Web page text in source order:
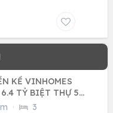
KỀ VINHOMES
TỶ BIỆT THỰ 5
· 3